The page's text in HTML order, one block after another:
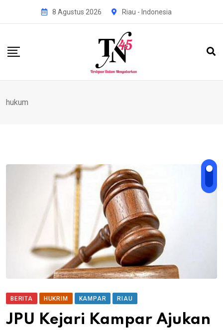
8 Agustus 2026 Riau - Indonesia
hukum
BERITA HUKRIM KAMPAR RIAU
JPU Kejari Kampar Ajukan